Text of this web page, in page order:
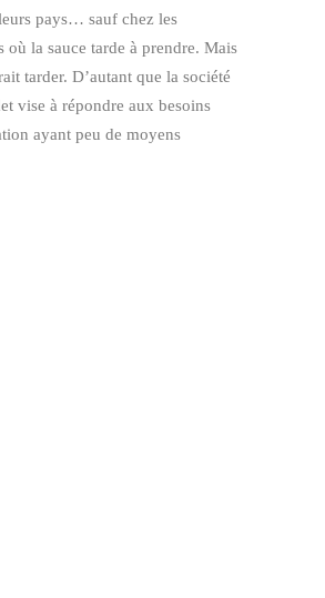
pays… sauf chez les
où la sauce tarde à prendre. Mais
tarder. D’autant que la société
vise à répondre aux besoins
ayant peu de moyens